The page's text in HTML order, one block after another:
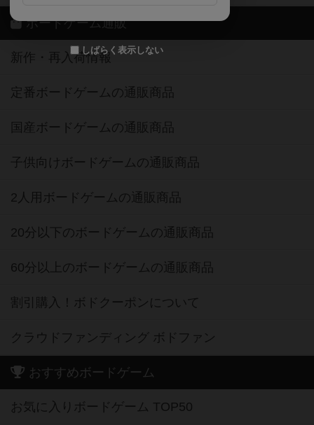
しばらく表示しない
ボードゲーム通販
新作・再入荷情報
定番ボードゲームの通販商品
国産ボードゲームの通販商品
子供向けボードゲームの通販商品
2人用ボードゲームの通販商品
20分以下のボードゲームの通販商品
60分以上のボードゲームの通販商品
割引購入！ボドクーポンについて
クラウドファンディング ボドファン
おすすめボードゲーム
お気に入りボードゲーム TOP50